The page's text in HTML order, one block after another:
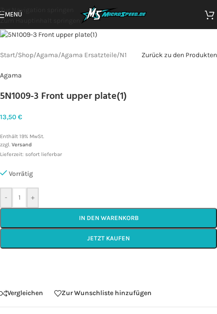
Zur Navigation springen
Zum Hauptinhalt springen
MENÜ
Start/Shop/Agama/Agama Ersatzteile/N1 Zurück zu den Produkten
Agama
5N1009-3 Front upper plate(1)
13,50 €
Enthält 19% MwSt.
zzgl. Versand
Lieferzeit: sofort lieferbar
Vorrätig
- +
IN DEN WARENKORB
JETZT KAUFEN
Vergleichen Zur Wunschliste hinzufügen